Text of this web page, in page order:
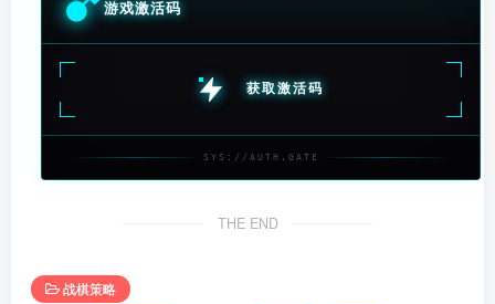
游戏激活码
获取激活码
SYS://AUTH.GATE
THE END
战棋策略